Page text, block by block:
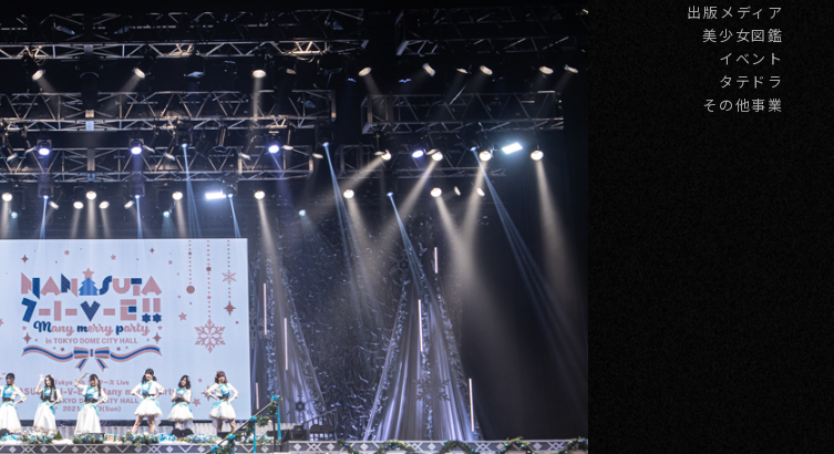
出版メディア
美少女図鑑
イベント
タテドラ
その他事業